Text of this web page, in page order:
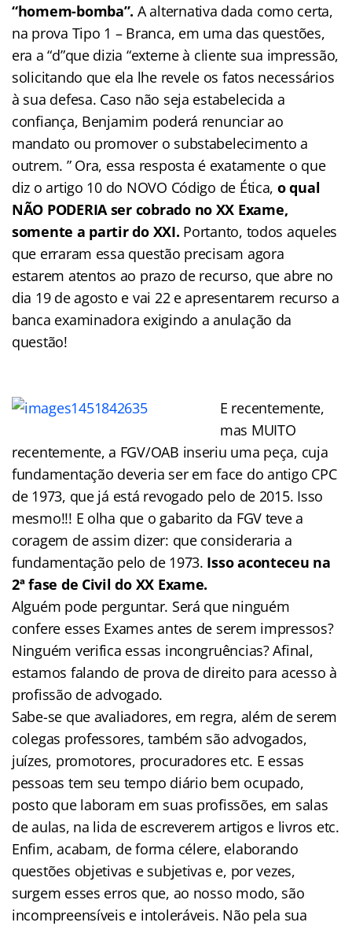
“homem-bomba”. A alternativa dada como certa,
na prova Tipo 1 – Branca, em uma das questões,
era a “d”que dizia “externe à cliente sua impressão,
solicitando que ela lhe revele os fatos necessários
à sua defesa. Caso não seja estabelecida a
confiança, Benjamim poderá renunciar ao
mandato ou promover o substabelecimento a
outrem. ” Ora, essa resposta é exatamente o que
diz o artigo 10 do NOVO Código de Ética, o qual
NÃO PODERIA ser cobrado no XX Exame,
somente a partir do XXI. Portanto, todos aqueles
que erraram essa questão precisam agora
estarem atentos ao prazo de recurso, que abre no
dia 19 de agosto e vai 22 e apresentarem recurso a
banca examinadora exigindo a anulação da
questão!
E recentemente,
mas MUITO
recentemente, a FGV/OAB inseriu uma peça, cuja
fundamentação deveria ser em face do antigo CPC
de 1973, que já está revogado pelo de 2015. Isso
mesmo!!! E olha que o gabarito da FGV teve a
coragem de assim dizer: que consideraria a
fundamentação pelo de 1973. Isso aconteceu na
2ª fase de Civil do XX Exame.
Alguém pode perguntar. Será que ninguém
confere esses Exames antes de serem impressos?
Ninguém verifica essas incongruências? Afinal,
estamos falando de prova de direito para acesso à
profissão de advogado.
Sabe-se que avaliadores, em regra, além de serem
colegas professores, também são advogados,
juízes, promotores, procuradores etc. E essas
pessoas tem seu tempo diário bem ocupado,
posto que laboram em suas profissões, em salas
de aulas, na lida de escreverem artigos e livros etc.
Enfim, acabam, de forma célere, elaborando
questões objetivas e subjetivas e, por vezes,
surgem esses erros que, ao nosso modo, são
incompreensíveis e intoleráveis. Não pela sua